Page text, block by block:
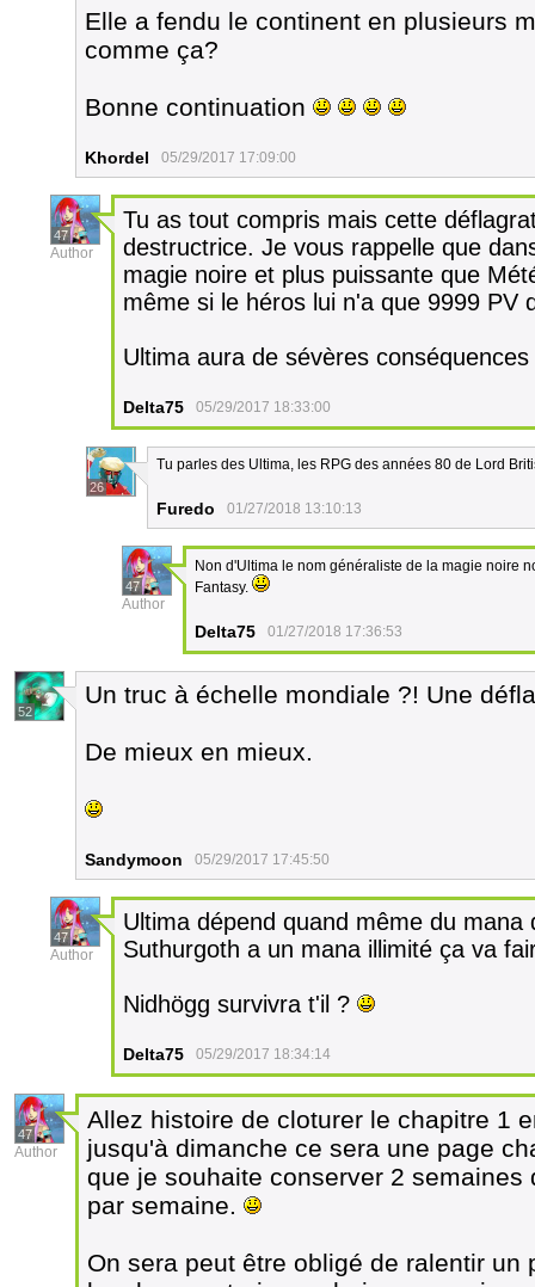
Elle a fendu le continent en plusieurs
comme ça?
Bonne continuation
Khordel 05/29/2017 17:09:00
47
Author
Tu as tout compris mais cette
destructrice. Je vous rappelle que
magie noire et plus puissante que
même si le héros lui n'a que 9999 PV
Ultima aura de sévères
Delta75 05/29/2017 18:33:00
26
Tu parles des Ultima, les RPG des années 80 de Lord
Furedo 01/27/2018 13:10:13
47
Author
Non d'Ultima le nom généraliste de la magie noire
Fantasy.
Delta75 01/27/2018 17:36:53
52
Un truc à échelle mondiale ?! Une
De mieux en mieux.
Sandymoon 05/29/2017 17:45:50
47
Author
Ultima dépend quand même du
Suthurgoth a un mana illimité ça va
Nidhögg survivra t'il ?
Delta75 05/29/2017 18:34:14
47
Author
Allez histoire de cloturer le chapitre 1
jusqu'à dimanche ce sera une page
que je souhaite conserver 2
par semaine.
On sera peut être obligé de ralentir un